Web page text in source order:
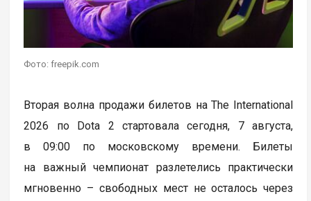
Фото: freepik.com
Вторая волна продажи билетов на The International
2026 по Dota 2 стартовала сегодня, 7 августа,
в 09:00 по московскому времени. Билеты
на важный чемпионат разлетелись практически
мгновенно – свободных мест не осталось через